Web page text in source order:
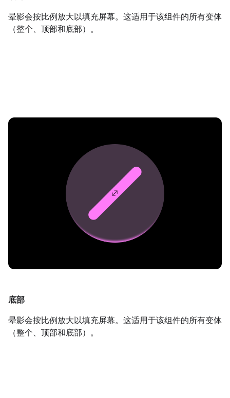
晕影会按比例放大以填充屏幕。这适用于该组件的所有变体
（整个、顶部和底部）。
底部
晕影会按比例放大以填充屏幕。这适用于该组件的所有变体
（整个、顶部和底部）。